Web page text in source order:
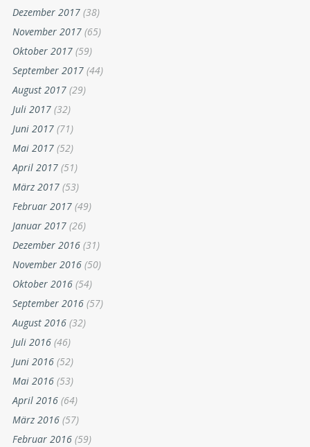
Dezember 2017 (38)
November 2017 (65)
Oktober 2017 (59)
September 2017 (44)
August 2017 (29)
Juli 2017 (32)
Juni 2017 (71)
Mai 2017 (52)
April 2017 (51)
März 2017 (53)
Februar 2017 (49)
Januar 2017 (26)
Dezember 2016 (31)
November 2016 (50)
Oktober 2016 (54)
September 2016 (57)
August 2016 (32)
Juli 2016 (46)
Juni 2016 (52)
Mai 2016 (53)
April 2016 (64)
März 2016 (57)
Februar 2016 (59)